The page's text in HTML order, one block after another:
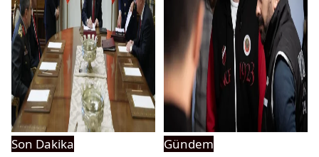
Son Dakika
Gündem